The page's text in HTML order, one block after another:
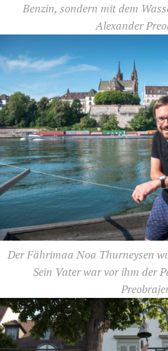
Benzin, sondern mit dem
Alexander
Der Fährimaa Noa Thurneysen
Sein Vater war vor ihm der